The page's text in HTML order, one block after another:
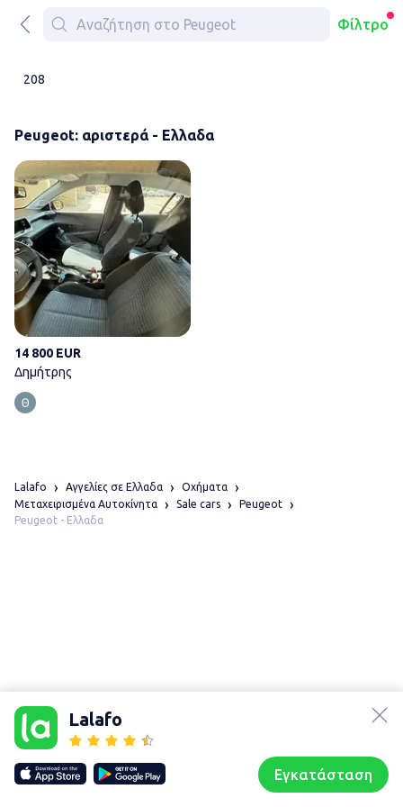
Φίλτρο
208
Peugeot: αριστερά - Ελλαδα
14 800 EUR
Δημήτρης
Lalafo
Εγκατάσταση
Lalafo Αγγελίες σε Ελλαδα
Οχήματα
Μεταχειρισμένα Αυτοκίνητα
Sale cars
Peugeot
Peugeot - Ελλαδα
Our websites
lalafo.kg
lalafo.rs
lalafo.pl
Sitemap
Συζητήσεις Προφίλ